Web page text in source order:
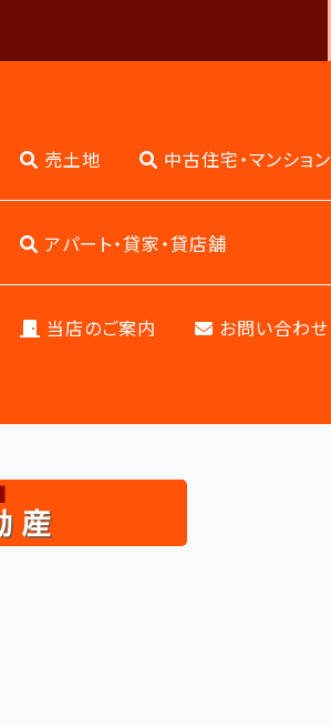
売土地 中古住宅・マンション
アパート・貸家・貸店舗
当店のご案内 お問い合わせ